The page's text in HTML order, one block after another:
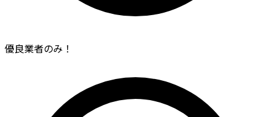
優良業者のみ！